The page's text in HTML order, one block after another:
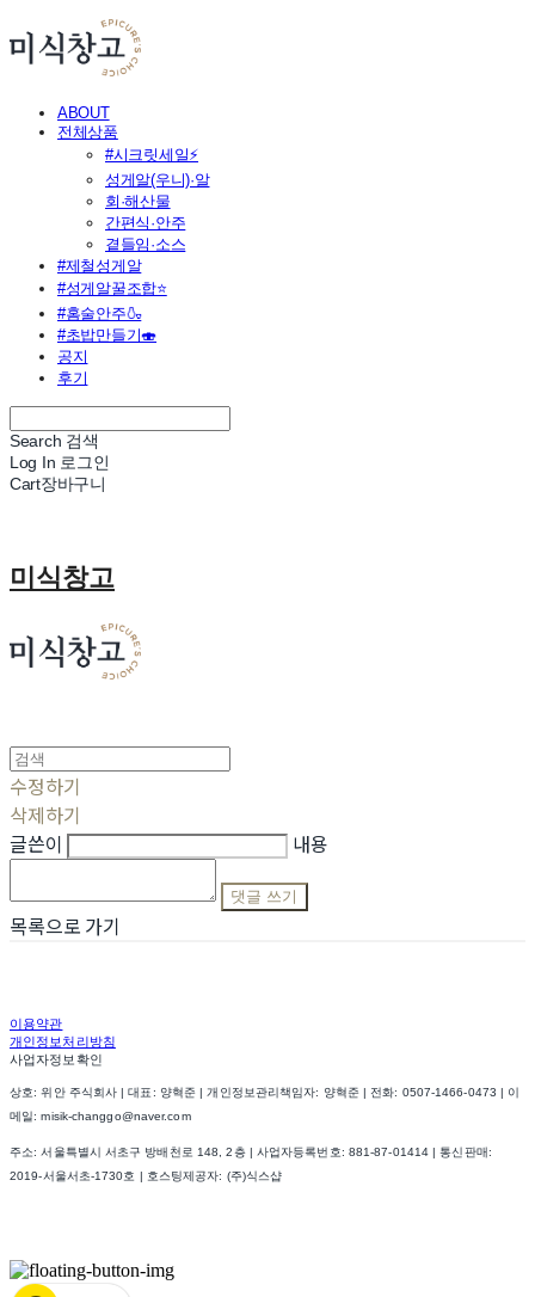
ABOUT
전체상품
#시크릿세일⚡
성게알(우니)·알
회·해산물
간편식·안주
곁들임·소스
#제철성게알
#성게알꿀조합⭐
#홈술안주🍶
#초밥만들기🍣
공지
후기
Search 검색
Log In 로그인
Cart장바구니
미식창고
수정하기
삭제하기
글쓴이
내용
댓글 쓰기
목록으로 가기
이용약관
개인정보처리방침
사업자정보확인
상호: 위안 주식회사 | 대표: 양혁준 | 개인정보관리책임자: 양혁준 | 전화: 0507-1466-0473 | 이
메일: misik-changgo@naver.com
주소: 서울특별시 서초구 방배천로 148, 2층 | 사업자등록번호: 881-87-01414 | 통신판매:
2019-서울서초-1730호
| 호스팅제공자: (주)식스샵